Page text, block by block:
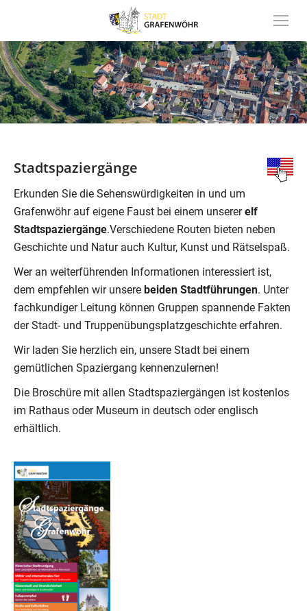
Stadtspaziergänge
Erkunden Sie die Sehenswürdigkeiten in und um
Grafenwöhr auf eigene Faust bei einem unsererelf
Stadtspaziergänge.Verschiedene Routen bieten neben
Geschichte und Natur auch Kultur, Kunst und Rätselspaß.
Wer an weiterführenden Informationen interessiert ist,
dem empfehlen wir unsere beiden Stadtführungen. Unter
fachkundiger Leitung können Gruppen spannende Fakten
der Stadt- und Truppenübungsplatzgeschichte erfahren.
Wir laden Sie herzlich ein, unsere Stadt bei einem
gemütlichen Spaziergang kennenzulernen!
Die Broschüre mit allen Stadtspaziergängen ist kostenlos
im Rathaus oder Museum in deutsch oder englisch
erhältlich.